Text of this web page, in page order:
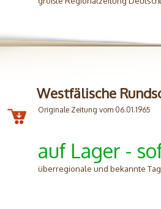
Westfälische
Originale Zeitung vom 06.01.1965
auf Lager -
überregionale und bekannte